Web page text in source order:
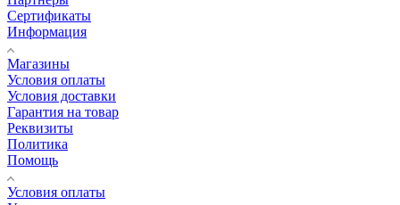
Сертификаты
Информация
Магазины
Условия оплаты
Условия доставки
Гарантия на товар
Реквизиты
Политика
Помощь
Условия оплаты